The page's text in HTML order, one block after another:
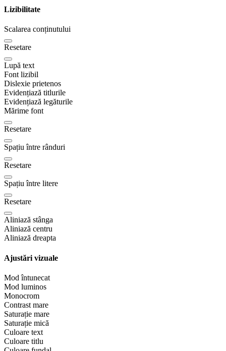
Lizibilitate
Scalarea conținutului
Resetare
Lupă text
Font lizibil
Dislexie prietenos
Evidențiază titlurile
Evidențiază legăturile
Mărime font
Resetare
Spațiu între rânduri
Resetare
Spațiu între litere
Resetare
Aliniază stânga
Aliniază centru
Aliniază dreapta
Ajustări vizuale
Mod întunecat
Mod luminos
Monocrom
Contrast mare
Saturație mare
Saturație mică
Culoare text
Culoare titlu